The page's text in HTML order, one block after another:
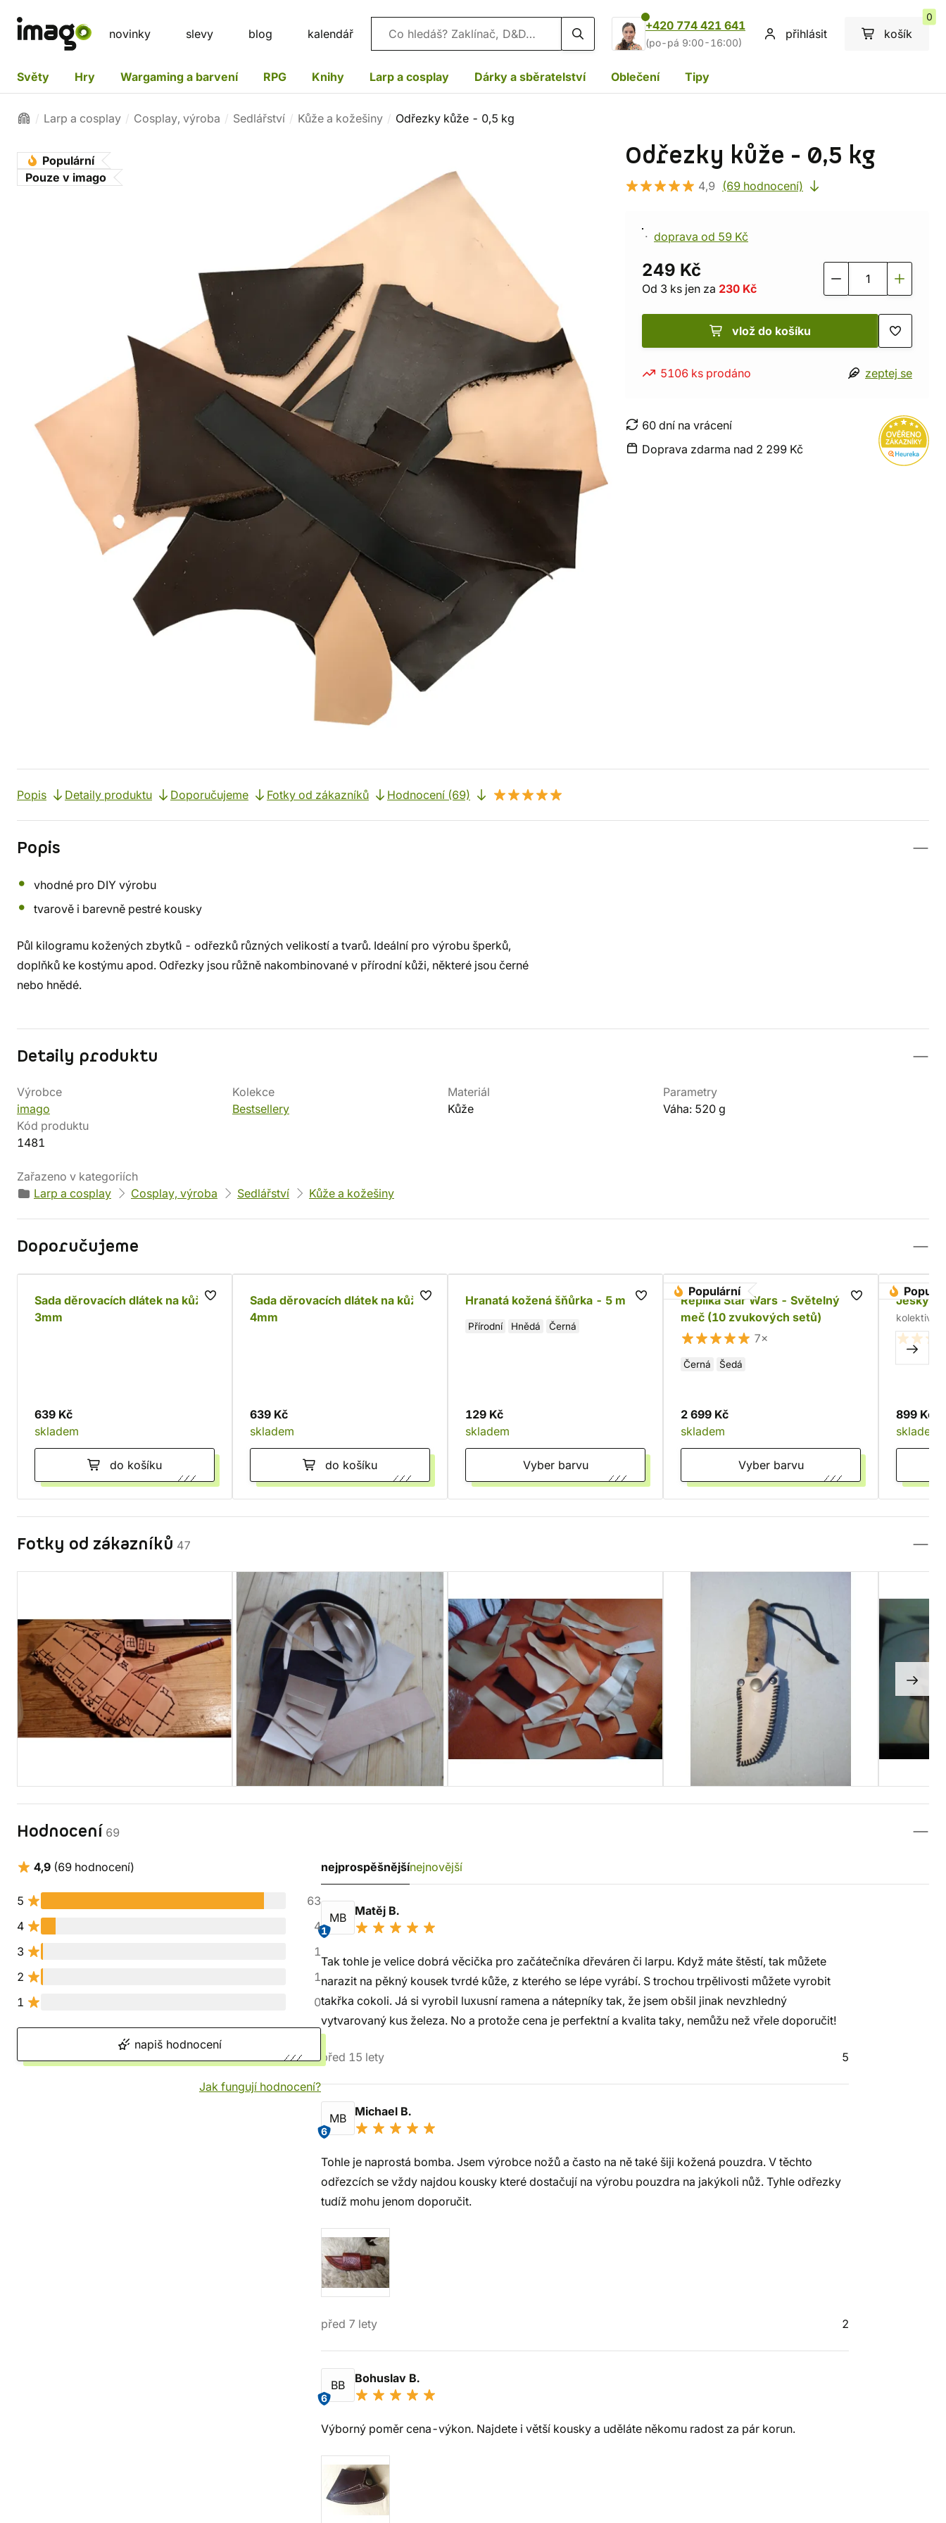
novinky slevy blog kalendář Vyhledávání
+420 774 421 641
(po-pá 9:00-16:00)
přihlásit košík
0
Světy Hry Wargaming a barvení RPG Knihy Larp a cosplay Dárky a sběratelství Oblečení Tipy
Larp a cosplay Cosplay, výroba Sedlářství Kůže a kožešiny Odřezky kůže - 0,5 kg
Populární
Pouze v imago
Odřezky kůže - 0,5 kg
4,9 (69 hodnocení)
doprava od 59 Kč
249 Kč
Od 3 ks jen za 230 Kč
vlož do košíku
5106 ks prodáno zeptej se
60 dní na vrácení
Doprava zdarma nad 2 299 Kč
Popis Detaily produktu Doporučujeme Fotky od zákazníků Hodnocení (69)
Popis
vhodné pro DIY výrobu
tvarově i barevně pestré kousky
Půl kilogramu kožených zbytků - odřezků různých velikostí a tvarů. Ideální pro výrobu šperků,
doplňků ke kostýmu apod. Odřezky jsou růžně nakombinované v přírodní kůži, některé jsou černé
nebo hnědé.
Detaily produktu
Výrobce
imago
Kolekce
Bestsellery
Materiál
Kůže
Parametry
Váha: 520 g
Kód produktu
1481
Zařazeno v kategoriích
Larp a cosplay
Cosplay, výroba Sedlářství Kůže a kožešiny
Doporučujeme
Sada děrovacích dlátek na kůži
3mm
639 Kč
skladem
do košíku
Sada děrovacích dlátek na kůži
4mm
639 Kč
skladem
do košíku
Hranatá kožená šňůrka - 5 m
Přírodní Hnědá Černá
129 Kč
skladem
Vyber barvu
Populární
Replika Star Wars - Světelný
meč (10 zvukových setů)
7×
Černá Šedá
2 699 Kč
skladem
Vyber barvu
Jeskyně
kolektiv
899 Kč
skladem
Fotky od zákazníků 47
Hodnocení 69
4,9 (69 hodnocení)
5
63
4
4
3
1
2
1
1
0
napiš hodnocení
Jak fungují hodnocení?
nejprospěšnějšínejnovější
MB
1
Matěj B.
Tak tohle je velice dobrá věcička pro začátečníka dřeváren či larpu. Když máte štěstí, tak můžete
narazit na pěkný kousek tvrdé kůže, z kterého se lépe vyrábí. S trochou trpělivosti můžete vyrobit
takřka cokoli. Já si vyrobil luxusní ramena a nátepníky tak, že jsem obšil jinak nevzhledný
vytvarovaný kus železa. No a protože cena je perfektní a kvalita taky, nemůžu než vřele doporučit!
před 15 lety 5
MB
6
Michael B.
Tohle je naprostá bomba. Jsem výrobce nožů a často na ně také šiji kožená pouzdra. V těchto
odřezcích se vždy najdou kousky které dostačují na výrobu pouzdra na jakýkoli nůž. Tyhle odřezky
tudíž mohu jenom doporučit.
před 7 lety 2
BB
6
Bohuslav B.
Výborný poměr cena-výkon. Najdete i větší kousky a uděláte někomu radost za pár korun.